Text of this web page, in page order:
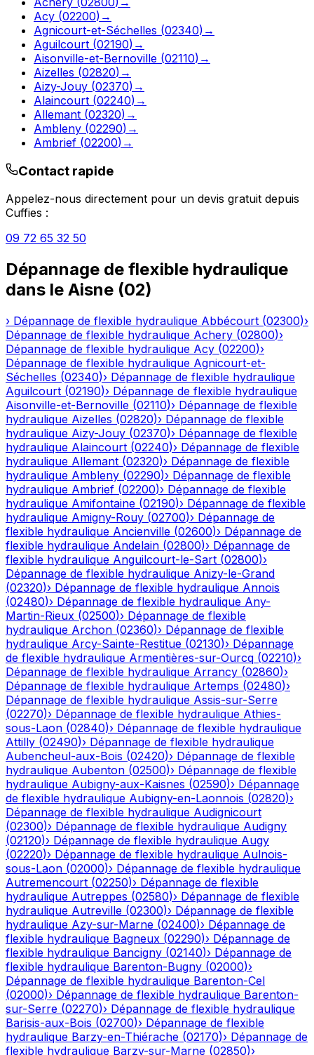
Acy (02200) →
Agnicourt-et-Séchelles (02340) →
Aguilcourt (02190) →
Aisonville-et-Bernoville (02110) →
Aizelles (02820) →
Aizy-Jouy (02370) →
Alaincourt (02240) →
Allemant (02320) →
Ambleny (02290) →
Ambrief (02200) →
Contact rapide
Appelez-nous directement pour un devis gratuit depuis
Cuffies :
09 72 65 32 50
Dépannage de flexible hydraulique
dans le Aisne (02)
› Dépannage de flexible hydraulique Abbécourt (02300)›
Dépannage de flexible hydraulique Achery (02800)›
Dépannage de flexible hydraulique Acy (02200)›
Dépannage de flexible hydraulique Agnicourt-et-
Séchelles (02340)› Dépannage de flexible hydraulique
Aguilcourt (02190)› Dépannage de flexible hydraulique
Aisonville-et-Bernoville (02110)› Dépannage de flexible
hydraulique Aizelles (02820)› Dépannage de flexible
hydraulique Aizy-Jouy (02370)› Dépannage de flexible
hydraulique Alaincourt (02240)› Dépannage de flexible
hydraulique Allemant (02320)› Dépannage de flexible
hydraulique Ambleny (02290)› Dépannage de flexible
hydraulique Ambrief (02200)› Dépannage de flexible
hydraulique Amifontaine (02190)› Dépannage de flexible
hydraulique Amigny-Rouy (02700)› Dépannage de
flexible hydraulique Ancienville (02600)› Dépannage de
flexible hydraulique Andelain (02800)› Dépannage de
flexible hydraulique Anguilcourt-le-Sart (02800)›
Dépannage de flexible hydraulique Anizy-le-Grand
(02320)› Dépannage de flexible hydraulique Annois
(02480)› Dépannage de flexible hydraulique Any-
Martin-Rieux (02500)› Dépannage de flexible
hydraulique Archon (02360)› Dépannage de flexible
hydraulique Arcy-Sainte-Restitue (02130)› Dépannage
de flexible hydraulique Armentières-sur-Ourcq (02210)›
Dépannage de flexible hydraulique Arrancy (02860)›
Dépannage de flexible hydraulique Artemps (02480)›
Dépannage de flexible hydraulique Assis-sur-Serre
(02270)› Dépannage de flexible hydraulique Athies-
sous-Laon (02840)› Dépannage de flexible hydraulique
Attilly (02490)› Dépannage de flexible hydraulique
Aubencheul-aux-Bois (02420)› Dépannage de flexible
hydraulique Aubenton (02500)› Dépannage de flexible
hydraulique Aubigny-aux-Kaisnes (02590)› Dépannage
de flexible hydraulique Aubigny-en-Laonnois (02820)›
Dépannage de flexible hydraulique Audignicourt
(02300)› Dépannage de flexible hydraulique Audigny
(02120)› Dépannage de flexible hydraulique Augy
(02220)› Dépannage de flexible hydraulique Aulnois-
sous-Laon (02000)› Dépannage de flexible hydraulique
Autremencourt (02250)› Dépannage de flexible
hydraulique Autreppes (02580)› Dépannage de flexible
hydraulique Autreville (02300)› Dépannage de flexible
hydraulique Azy-sur-Marne (02400)› Dépannage de
flexible hydraulique Bagneux (02290)› Dépannage de
flexible hydraulique Bancigny (02140)› Dépannage de
flexible hydraulique Barenton-Bugny (02000)›
Dépannage de flexible hydraulique Barenton-Cel
(02000)› Dépannage de flexible hydraulique Barenton-
sur-Serre (02270)› Dépannage de flexible hydraulique
Barisis-aux-Bois (02700)› Dépannage de flexible
hydraulique Barzy-en-Thiérache (02170)› Dépannage de
flexible hydraulique Barzy-sur-Marne (02850)›